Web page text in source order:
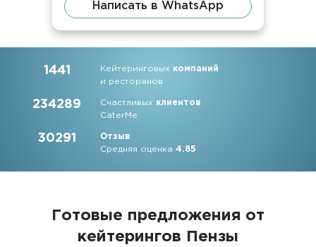
Написать в WhatsApp
1441 Кейтеринговых компаний
и ресторанов
234289 Счастливых клиентов
CaterMe
30291
Отзыв
Средняя оценка4.85
Готовые предложения от
кейтерингов Пензы